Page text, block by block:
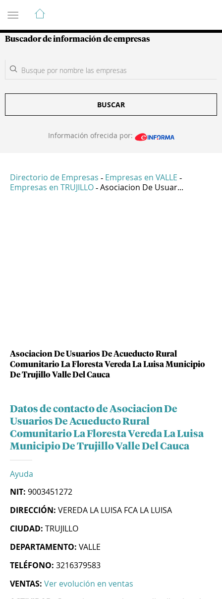
Guía de Empresas Colombianas
Buscador de información de empresas
BUSCAR
Información ofrecida por:
Directorio de Empresas - Empresas en VALLE -
Empresas en TRUJILLO - Asociacion De Usuar...
Asociacion De Usuarios De Acueducto Rural
Comunitario La Floresta Vereda La Luisa Municipio
De Trujillo Valle Del Cauca
Datos de contacto de Asociacion De
Usuarios De Acueducto Rural
Comunitario La Floresta Vereda La Luisa
Municipio De Trujillo Valle Del Cauca
Ayuda
NIT: 9003451272
DIRECCIÓN: VEREDA LA LUISA FCA LA LUISA
CIUDAD: TRUJILLO
DEPARTAMENTO: VALLE
TELÉFONO: 3216379583
VENTAS: Ver evolución en ventas